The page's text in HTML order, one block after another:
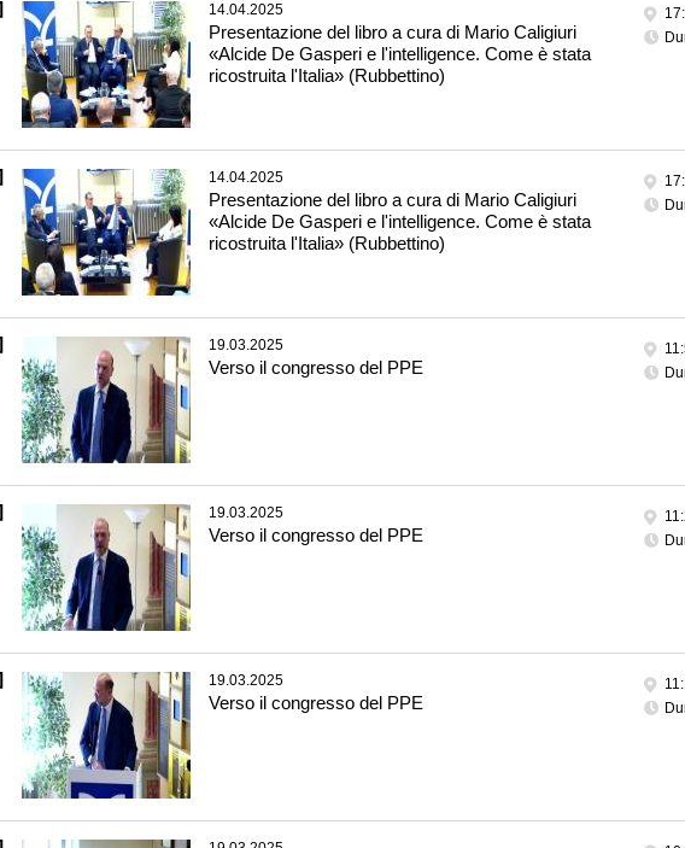
14.04.2025
Presentazione del libro a cura di Mario Caligiuri
«Alcide De Gasperi e l'intelligence. Come è stata
ricostruita l'Italia» (Rubbettino)
14.04.2025
Presentazione del libro a cura di Mario Caligiuri
«Alcide De Gasperi e l'intelligence. Come è stata
ricostruita l'Italia» (Rubbettino)
19.03.2025
Verso il congresso del PPE
19.03.2025
Verso il congresso del PPE
19.03.2025
Verso il congresso del PPE